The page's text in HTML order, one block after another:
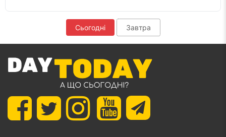
Сьогодні Завтра